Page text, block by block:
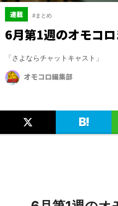
連載 #まとめ
6月第1週のオモコ
「さよならチャットキャスト」
オモコロ編集部